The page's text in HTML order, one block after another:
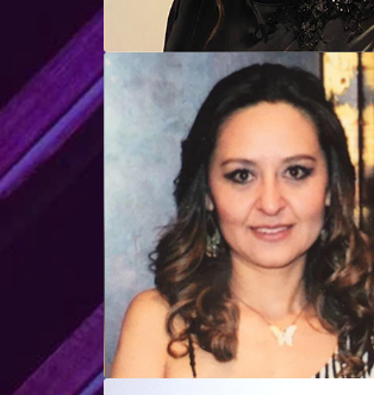
Michelle Solinger
Masters degree in Teaching
English as a Foreign Language.